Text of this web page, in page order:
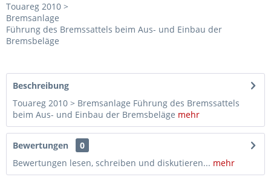
Touareg 2010 >
Bremsanlage
Führung des Bremssattels beim Aus- und Einbau der
Bremsbeläge
Beschreibung
Touareg 2010 > Bremsanlage Führung des Bremssattels
beim Aus- und Einbau der Bremsbeläge mehr
Bewertungen
0
Bewertungen lesen, schreiben und diskutieren... mehr